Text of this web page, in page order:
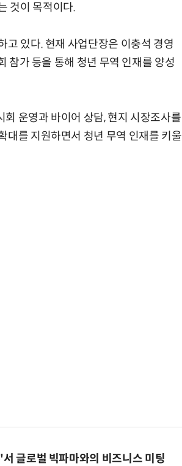
것이 목적이다.
있다. 현재 사업단장은 이충석 경영
참가 등을 통해 청년 무역 인재를 양성
운영과 바이어 상담, 현지 시장조사를
대를 지원하면서 청년 무역 인재를 키울
글로벌 빅파마와의 비즈니스 미팅